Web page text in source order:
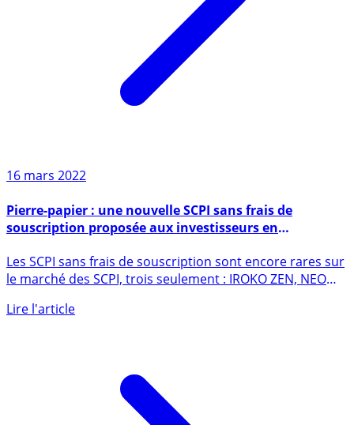
16 mars 2022
Pierre-papier : une nouvelle SCPI sans frais de
souscription proposée aux investisseurs en
immobilier : SCPI REMAKE LIVE
le marché des SCPI, trois seulement : IROKO ZEN, NEO